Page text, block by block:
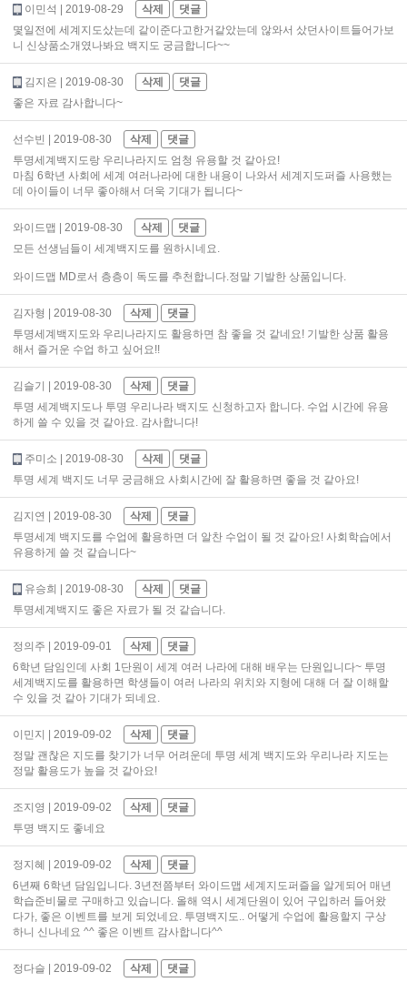
이민석 | 2019-08-29 삭제
댓글
몇일전에 세계지도샀는데 같이준다고한거같았는데 않와서 샀던사이트들어가보
니 신상품소개였나봐요 백지도 궁금합니다~~
김지은 | 2019-08-30 삭제
댓글
좋은 자료 감사합니다~
선수빈 | 2019-08-30 삭제
댓글
투명세계백지도랑 우리나라지도 엄청 유용할 것 같아요!
마침 6학년 사회에 세계 여러나라에 대한 내용이 나와서 세계지도퍼즐 사용했는
데 아이들이 너무 좋아해서 더욱 기대가 됩니다~
와이드맵 | 2019-08-30 삭제
댓글
모든 선생님들이 세계백지도를 원하시네요.
와이드맵 MD로서 층층이 독도를 추천합니다.정말 기발한 상품입니다.
김자형 | 2019-08-30 삭제
댓글
투명세계백지도와 우리나라지도 활용하면 참 좋을 것 같네요! 기발한 상품 활용
해서 즐거운 수업 하고 싶어요!!
김슬기 | 2019-08-30 삭제
댓글
투명 세계백지도나 투명 우리나라 백지도 신청하고자 합니다. 수업 시간에 유용
하게 쓸 수 있을 것 같아요. 감사합니다!
주미소 | 2019-08-30 삭제
댓글
투명 세계 백지도 너무 궁금해요 사회시간에 잘 활용하면 좋을 것 같아요!
김지연 | 2019-08-30 삭제
댓글
투명세계 백지도를 수업에 활용하면 더 알찬 수업이 될 것 같아요! 사회학습에서
유용하게 쓸 것 같습니다~
유승희 | 2019-08-30 삭제
댓글
투명세계백지도 좋은 자료가 될 것 같습니다.
정의주 | 2019-09-01 삭제
댓글
6학년 담임인데 사회 1단원이 세계 여러 나라에 대해 배우는 단원입니다~ 투명
세계백지도를 활용하면 학생들이 여러 나라의 위치와 지형에 대해 더 잘 이해할
수 있을 것 같아 기대가 되네요.
이민지 | 2019-09-02 삭제
댓글
정말 괜찮은 지도를 찾기가 너무 어려운데 투명 세계 백지도와 우리나라 지도는
정말 활용도가 높을 것 같아요!
조지영 | 2019-09-02 삭제
댓글
투명 백지도 좋네요
정지혜 | 2019-09-02 삭제
댓글
6년째 6학년 담임입니다. 3년전쯤부터 와이드맵 세계지도퍼즐을 알게되어 매년
학습준비물로 구매하고 있습니다. 올해 역시 세계단원이 있어 구입하러 들어왔
다가, 좋은 이벤트를 보게 되었네요. 투명백지도.. 어떻게 수업에 활용할지 구상
하니 신나네요 ^^ 좋은 이벤트 감사합니다^^
정다슬 | 2019-09-02 삭제
댓글